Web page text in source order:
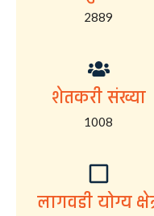
2889
शेतकरी संख्या
1008
लागवडी योग्य